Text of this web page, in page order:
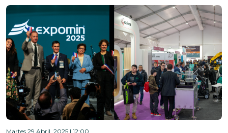
Martes 29 Abril, 2025 | 12:00